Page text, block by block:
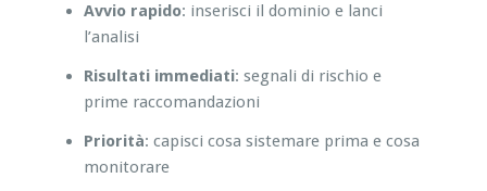
Avvio rapido: inserisci il dominio e lanci
l’analisi
Risultati immediati: segnali di rischio e
prime raccomandazioni
Priorità: capisci cosa sistemare prima e cosa
monitorare